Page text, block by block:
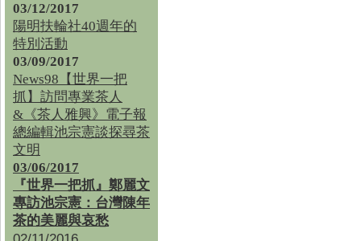
03/12/2017
陽明扶輪社40週年的
特別活動
03/09/2017
News98【世界一把
抓】訪問專業茶人
&《茶人雅興》電子報
總編輯池宗憲談探尋茶
文明
03/06/2017
『世界一把抓』鄭麗文
專訪池宗憲：台灣陳年
茶的美麗與哀愁